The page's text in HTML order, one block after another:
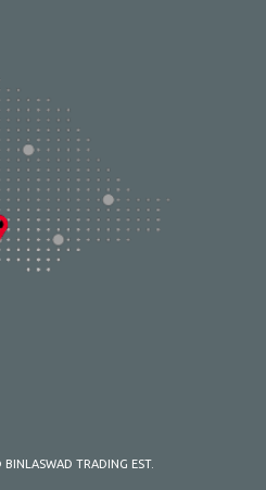
TRADING EST.